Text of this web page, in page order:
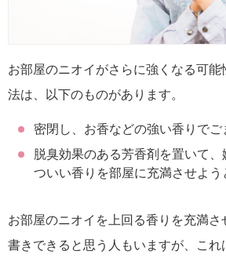
お部屋のニオイがさらに強くなる可
法は、以下のものがあります。
密閉し、お香などの強い香りでご
脱臭効果のある芳香剤を置いて
ついい香りを部屋に充満させよう
お部屋のニオイを上回る香りを充満さ
書きできると思う人もいますが、こ